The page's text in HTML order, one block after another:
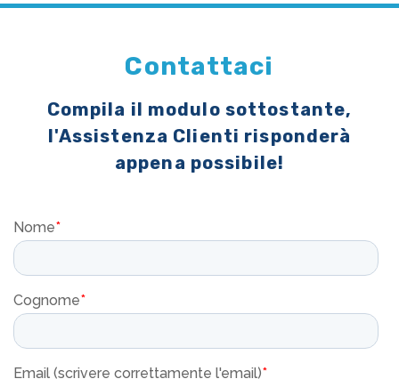
Contattaci
Compila il modulo sottostante,
l'Assistenza Clienti risponderà
appena possibile!